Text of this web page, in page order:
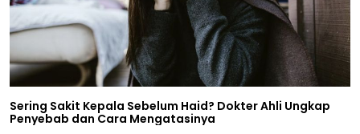
Sering Sakit Kepala Sebelum Haid? Dokter Ahli Ungkap
Penyebab dan Cara Mengatasinya